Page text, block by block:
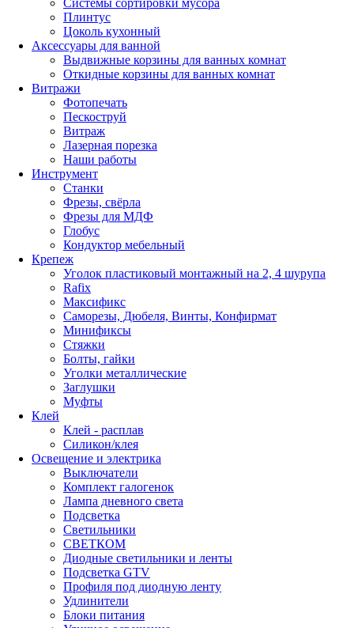
Плинтус
Цоколь кухонный
Аксессуары для ванной
Выдвижные корзины для ванных комнат
Откидные корзины для ванных комнат
Витражи
Фотопечать
Пескоструй
Витраж
Лазерная порезка
Наши работы
Инструмент
Станки
Фрезы, свёрла
Фрезы для МДФ
Глобус
Кондуктор мебельный
Крепеж
Уголок пластиковый монтажный на 2, 4 шурупа
Rafix
Максификс
Саморезы, Дюбеля, Винты, Конфирмат
Минификсы
Стяжки
Болты, гайки
Уголки металлические
Заглушки
Муфты
Клей
Клей - расплав
Силикон/клея
Освещение и электрика
Выключатели
Комплект галогенок
Лампа дневного света
Подсветка
Светильники
СВЕТКОМ
Диодные светильники и ленты
Подсветка GTV
Профиля под диодную ленту
Удлинители
Блоки питания